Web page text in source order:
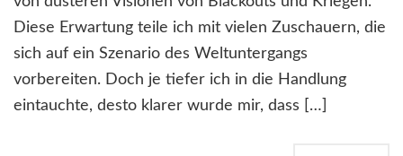
Diese Erwartung teile ich mit vielen Zuschauern, die
sich auf ein Szenario des Weltuntergangs
vorbereiten. Doch je tiefer ich in die Handlung
eintauchte, desto klarer wurde mir, dass […]